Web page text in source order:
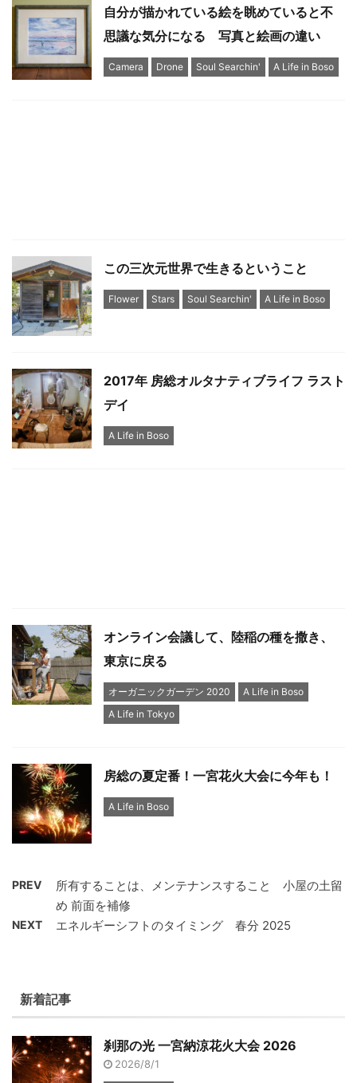
自分が描かれている絵を眺めていると不
思議な気分になる 写真と絵画の違い
Camera Drone Soul Searchin' A Life in Boso
この三次元世界で生きるということ
Flower Stars Soul Searchin' A Life in Boso
2017年 房総オルタナティブライフ ラスト
デイ
A Life in Boso
オンライン会議して、陸稲の種を撒き、
東京に戻る
オーガニックガーデン 2020
A Life in Boso
A Life in Tokyo
房総の夏定番！一宮花火大会に今年も！
A Life in Boso
PREV
所有することは、メンテナンスすること 小屋の土留
め 前面を補修
NEXT エネルギーシフトのタイミング 春分 2025
新着記事
刹那の光 一宮納涼花火大会 2026
2026/8/1